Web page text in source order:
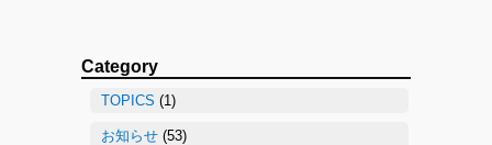
Category
TOPICS (1)
お知らせ (53)